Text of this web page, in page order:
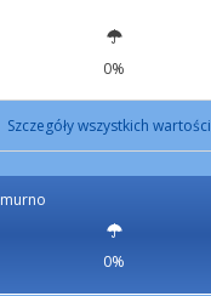
0%
Szczegóły wszystkich wartości
0%